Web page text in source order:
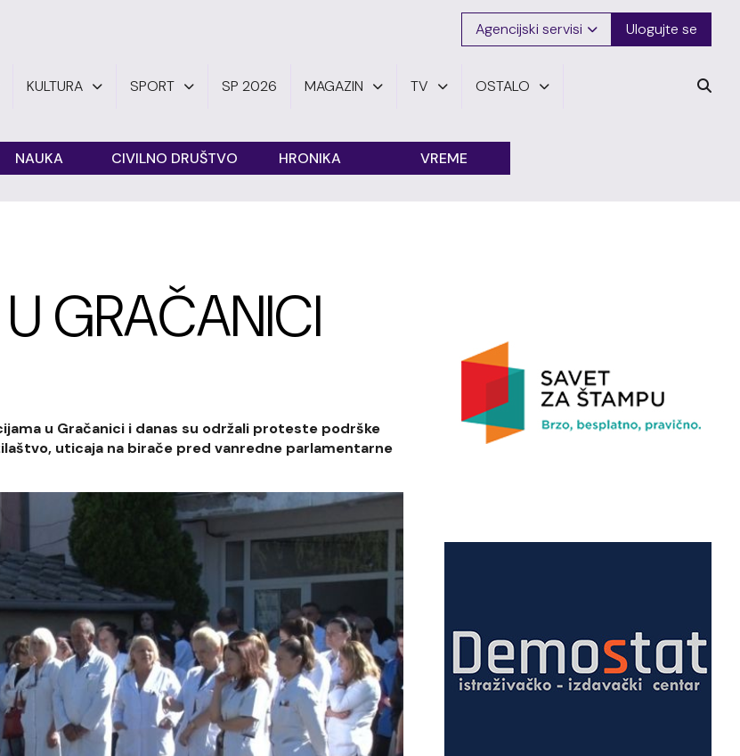
Agencijski servisi Ulogujte se
KULTURA SPORT SP 2026 MAGAZIN TV OSTALO
NAUKA CIVILNO DRUŠTVO HRONIKA VREME
GRAČANICI
u Gračanici i danas su održali proteste podrške
uticaja na birače pred vanredne parlamentarne